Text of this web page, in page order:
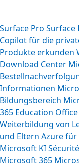
Surface Pro Surface
Copilot für die
Produkte erkunden
Download Center
Informationen
Bildungsbereich
365 Education
Weiterbildung von
und Eltern Azure für
Microsoft KI
Microsoft 365